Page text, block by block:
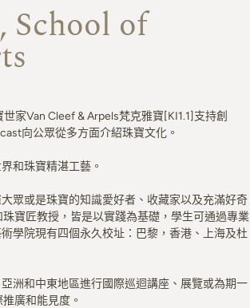
School of
家Van Cleef & Arpels梵克雅寶[KI1.1]支持創
向公眾從多方面介紹珠寶文化。
和珠寶精湛工藝。
眾或是珠寶的知識愛好者、收藏家以及充滿好奇
寶匠教授，皆是以實踐為基礎，學生可通過專業
學院現有四個永久校址：巴黎，香港、上海及杜
洲和中東地區進行國際巡迴講座、展覽或為期一
廣和能見度。